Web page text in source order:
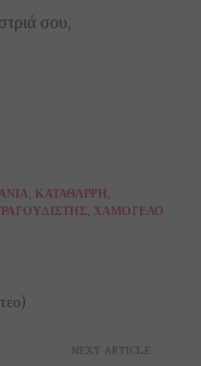
σου,
, ΚΑΤΆΘΛΙΨΗ,
, ΧΑΜΌΓΕΛΟ
NEXT ARTICLE